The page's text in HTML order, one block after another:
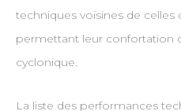
techniques voisines de
permettant leur confortation
cyclonique.
La liste des performances